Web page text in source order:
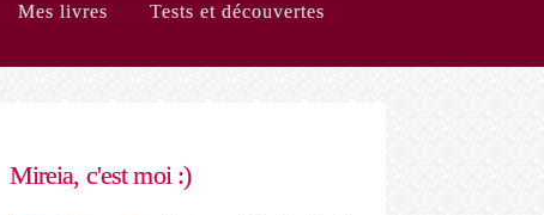
Mes livres Tests et découvertes
Mireia, c'est moi :)